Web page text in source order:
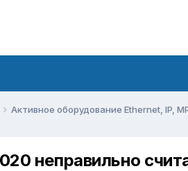
Активное оборудование Ethernet, IP,
неправильно